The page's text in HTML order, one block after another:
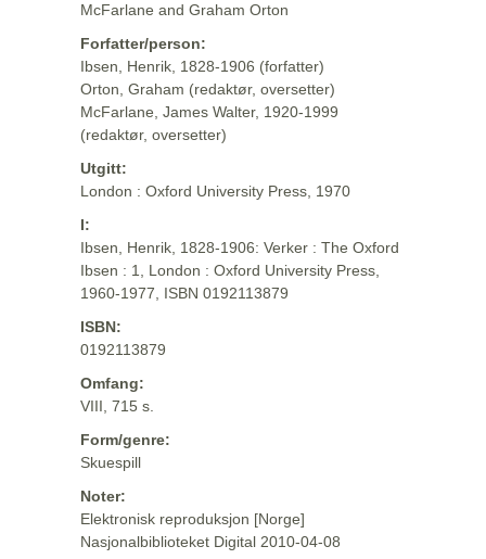
McFarlane and Graham Orton
Forfatter/person:
Ibsen, Henrik, 1828-1906 (forfatter)
Orton, Graham (redaktør, oversetter)
McFarlane, James Walter, 1920-1999
(redaktør, oversetter)
Utgitt:
London : Oxford University Press, 1970
I:
Ibsen, Henrik, 1828-1906: Verker : The Oxford
Ibsen : 1, London : Oxford University Press,
1960-1977, ISBN 0192113879
ISBN:
0192113879
Omfang:
VIII, 715 s.
Form/genre:
Skuespill
Noter:
Elektronisk reproduksjon [Norge]
Nasjonalbiblioteket Digital 2010-04-08